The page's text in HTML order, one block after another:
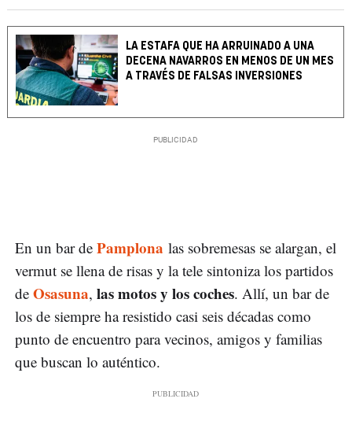
LA ESTAFA QUE HA ARRUINADO A UNA
DECENA NAVARROS EN MENOS DE UN MES
A TRAVÉS DE FALSAS INVERSIONES
En un bar de Pamplona las sobremesas se alargan, el
vermut se llena de risas y la tele sintoniza los partidos
de Osasuna, las motos y los coches. Allí, un bar de
los de siempre ha resistido casi seis décadas como
punto de encuentro para vecinos, amigos y familias
que buscan lo auténtico.